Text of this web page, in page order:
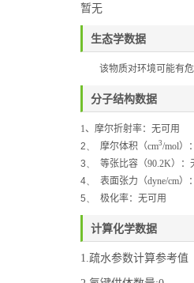
暂无
生态学数据
该物质对环境可能有
分子结构数据
1 、 摩尔折射率：无可用
2、
摩尔体积（cm3/mol）：
3、
等张比容（90.2K）：
4、
表面张力（dyne/cm）
5、
极化率：无可用
计算化学数据
1.疏水参数计算参考值